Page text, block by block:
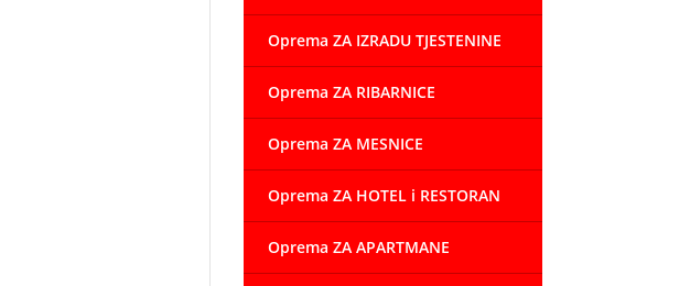
Oprema ZA IZRADU TJESTENINE
Oprema ZA RIBARNICE
Oprema ZA MESNICE
Oprema ZA HOTEL i RESTORAN
Oprema ZA APARTMANE